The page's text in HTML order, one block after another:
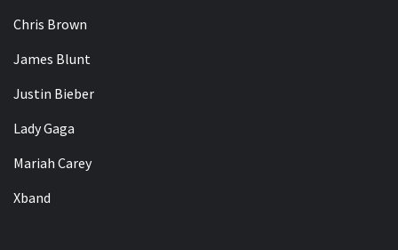
Chris Brown
James Blunt
Justin Bieber
Lady Gaga
Mariah Carey
Xband